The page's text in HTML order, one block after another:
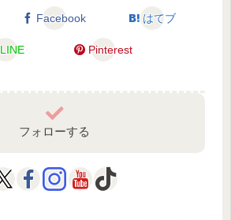
Facebook はてブ
LINE Pinterest
フォローする